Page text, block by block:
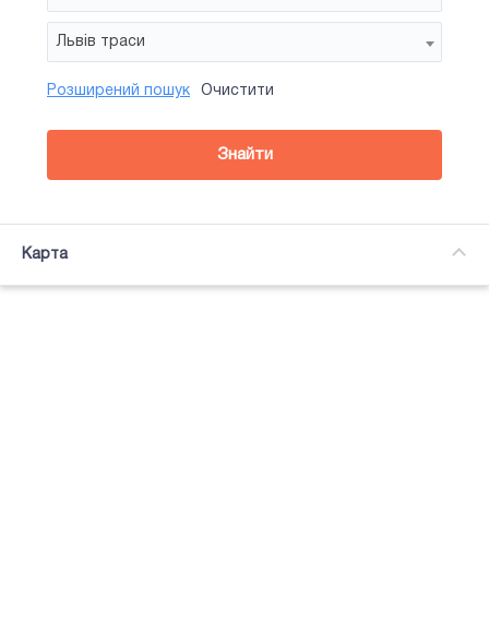
Львів траси
Район
Сторона
Усi
Підсвітка
Розширений пошук Очистити
Знайти
Карта